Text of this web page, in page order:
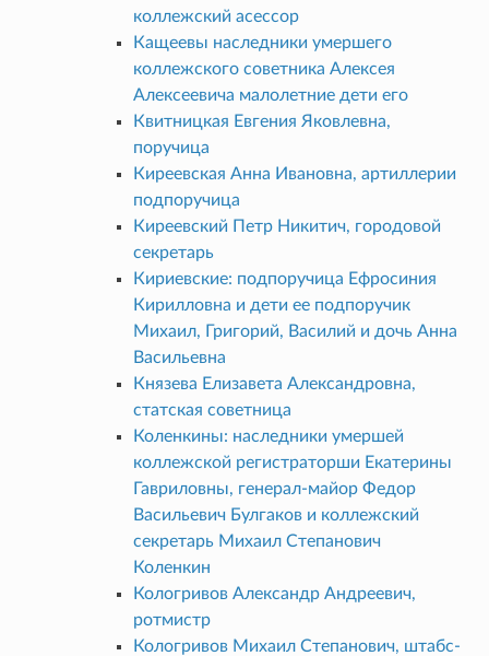
коллежский асессор
Кащеевы наследники умершего
коллежского советника Алексея
Алексеевича малолетние дети его
Квитницкая Евгения Яковлевна,
поручица
Киреевская Анна Ивановна, артиллерии
подпоручица
Киреевский Петр Никитич, городовой
секретарь
Кириевские: подпоручица Ефросиния
Кирилловна и дети ее подпоручик
Михаил, Григорий, Василий и дочь Анна
Васильевна
Князева Елизавета Александровна,
статская советница
Коленкины: наследники умершей
коллежской регистраторши Екатерины
Гавриловны, генерал-майор Федор
Васильевич Булгаков и коллежский
секретарь Михаил Степанович
Коленкин
Кологривов Александр Андреевич,
ротмистр
Кологривов Михаил Степанович, штабс-